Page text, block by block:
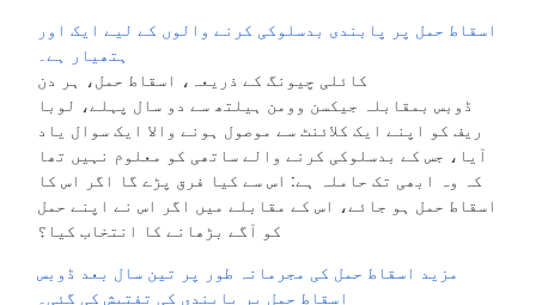
اسقاط حمل پر پابندی بدسلوکی کرنے والوں کے لیے ایک اور
ہتھیار ہے۔
کائلی چیونگ کے ذریعہ، اسقاط حمل، ہر دن
ڈوبس بمقابلہ جیکسن وومن ہیلتھ سے دو سال پہلے، لوبا
ریف کو اپنے ایک کلائنٹ سے موصول ہونے والا ایک سوال یاد
آیا، جس کے بدسلوکی کرنے والے ساتھی کو معلوم نہیں تھا
کہ وہ ابھی تک حاملہ ہے: اس سے کیا فرق پڑے گا اگر اس کا
اسقاط حمل ہو جائے، اس کے مقابلے میں اگر اس نے اپنے حمل
کو آگے بڑھانے کا انتخاب کیا؟
مزید اسقاط حمل کی مجرمانہ طور پر تین سال بعد ڈوبس
اسقاط حمل پر پابندی کی تفتیش کی گئی۔